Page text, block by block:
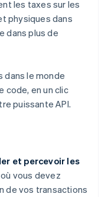
les taxes sur les
physiques dans
dans plus de
dans le monde
code, en un clic
puissante API.
et percevoir les
vous devez
de vos transactions